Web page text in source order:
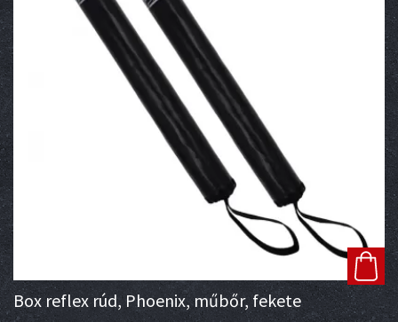
Box reflex rúd, Phoenix, műbőr, fekete